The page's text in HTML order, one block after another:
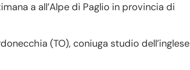
a all’Alpe di Paglio in provincia di
(TO), coniuga studio dell’inglese